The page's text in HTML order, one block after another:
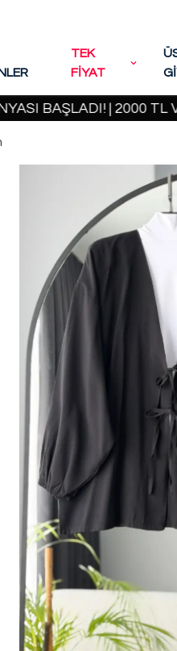
TEK
FİYAT
| 2000 TL VE